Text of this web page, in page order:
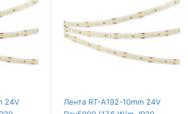
24V
Лента RT-A192-10mm 24V